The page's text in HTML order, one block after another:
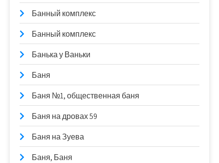
Банный комплекс
Банный комплекс
Банька у Ваньки
Баня
Баня №1, общественная баня
Баня на дровах 59
Баня на Зуева
Баня, Баня